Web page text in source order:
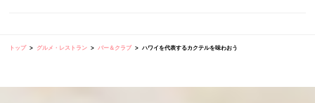
トップ グルメ・レストラン バー＆クラブ ハワイを代表するカクテルを味わおう